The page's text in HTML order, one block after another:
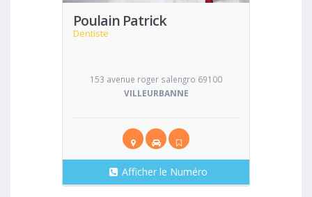
Poulain Patrick
Dentiste
153 avenue roger salengro 69100
VILLEURBANNE
Afficher le Numéro